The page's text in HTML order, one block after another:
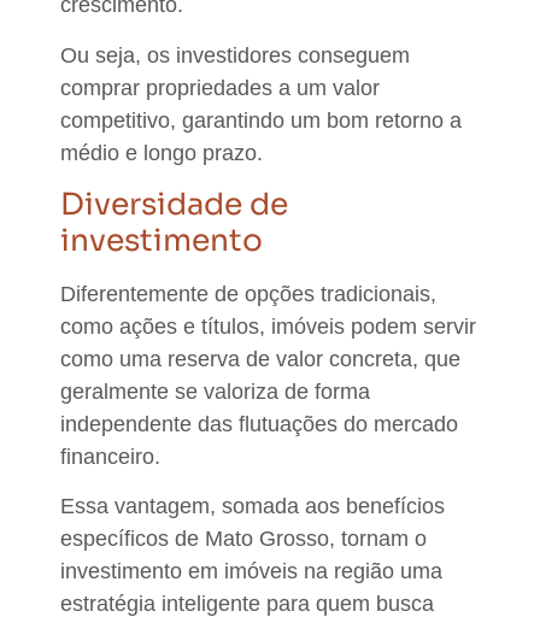
crescimento.
Ou seja, os investidores conseguem
comprar propriedades a um valor
competitivo, garantindo um bom retorno a
médio e longo prazo.
Diversidade de
investimento
Diferentemente de opções tradicionais,
como ações e títulos, imóveis podem servir
como uma reserva de valor concreta, que
geralmente se valoriza de forma
independente das flutuações do mercado
financeiro.
Essa vantagem, somada aos benefícios
específicos de Mato Grosso, tornam o
investimento em imóveis na região uma
estratégia inteligente para quem busca